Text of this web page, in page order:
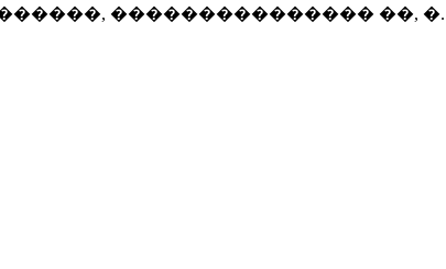
��������������� ��, �.